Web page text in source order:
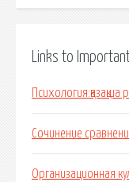
Links to
Сочинение
Организационная